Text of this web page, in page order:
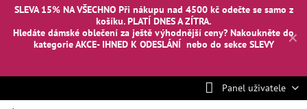
✕
SLEVA 15% NA VŠECHNO Při nákupu nad 4500 kč odečte se samo z
košíku. PLATÍ DNES A ZÍTRA.
Hledáte dámské oblečení za ještě výhodnější ceny? Nakoukněte do
kategorie AKCE- IHNED K ODESLÁNÍ nebo do sekce SLEVY
Panel uživatele